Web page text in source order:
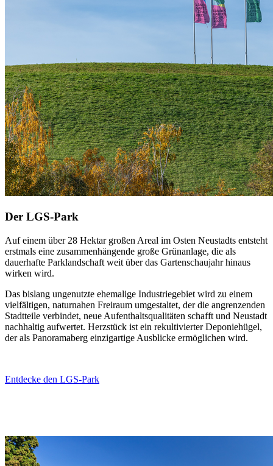
Der LGS-Park
Auf einem über 28 Hektar großen Areal im Osten Neustadts entsteht
erstmals eine zusammenhängende große Grünanlage, die als
dauerhafte Parklandschaft weit über das Gartenschaujahr hinaus
wirken wird.
Das bislang ungenutzte ehemalige Industriegebiet wird zu einem
vielfältigen, naturnahen Freiraum umgestaltet, der die angrenzenden
Stadtteile verbindet, neue Aufenthaltsqualitäten schafft und Neustadt
nachhaltig aufwertet. Herzstück ist ein rekultivierter Deponiehügel,
der als Panoramaberg einzigartige Ausblicke ermöglichen wird.
Entdecke den LGS-Park